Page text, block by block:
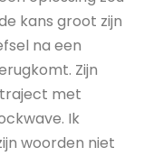
kans groot zijn
na een
Zijn
traject met
Ik
woorden niet